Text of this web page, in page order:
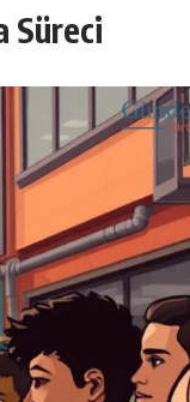
Süreci